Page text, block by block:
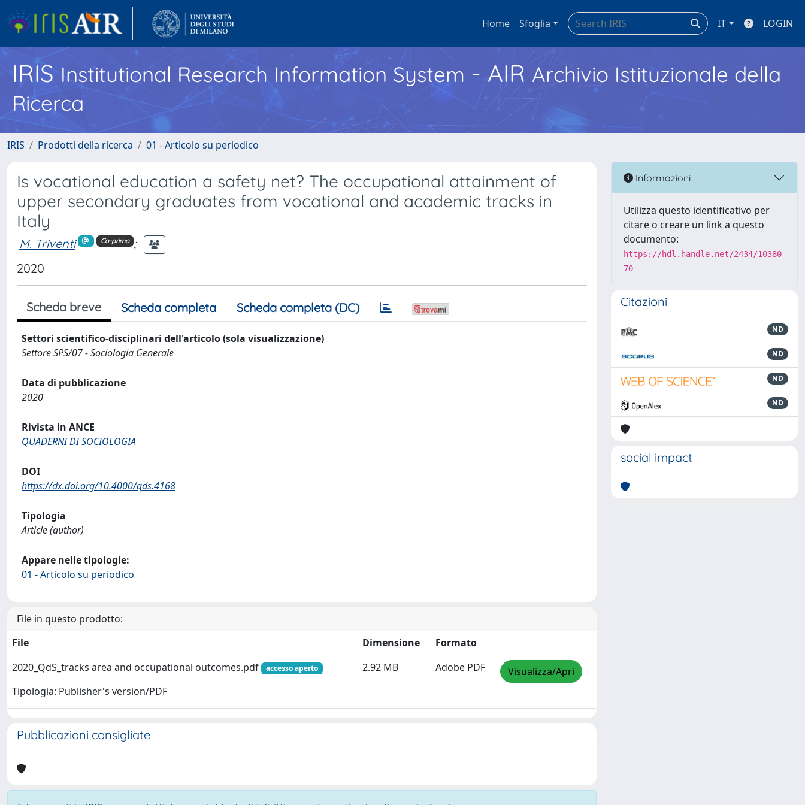
Home Sfoglia IT LOGIN
IRISInstitutional Research Information System - AIR Archivio Istituzionale della
Ricerca
IRIS Prodotti della ricerca 01 - Articolo su periodico
Is vocational education a safety net? The occupational attainment of
upper secondary graduates from vocational and academic tracks in
Italy
M. Triventi Co-primo
;
2020
Scheda breve Scheda completa Scheda completa (DC)
Settori scientifico-disciplinari dell'articolo (sola visualizzazione)
Settore SPS/07 - Sociologia Generale
Data di pubblicazione
2020
Rivista in ANCE
QUADERNI DI SOCIOLOGIA
DOI
https://dx.doi.org/10.4000/qds.4168
Tipologia
Article (author)
Appare nelle tipologie:
01 - Articolo su periodico
File in questo prodotto:
File
Dimensione
Formato
2020_QdS_tracks area and occupational outcomes.pdf
accesso aperto
Tipologia: Publisher's version/PDF
2.92 MB Adobe PDF Visualizza/Apri
Pubblicazioni consigliate
Informazioni
Utilizza questo identificativo per
citare o creare un link a questo
documento:
https://hdl.handle.net/2434/10380
70
Citazioni
ND
ND
ND
ND
social impact